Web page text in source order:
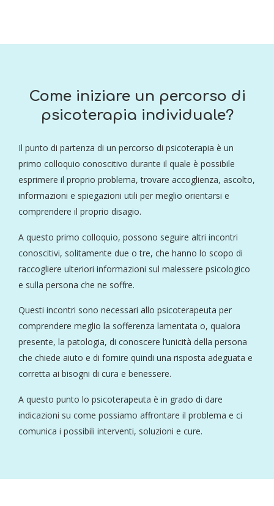
Come iniziare un percorso di
psicoterapia individuale?
Il punto di partenza di un percorso di psicoterapia è un
primo colloquio conoscitivo durante il quale è possibile
esprimere il proprio problema, trovare accoglienza, ascolto,
informazioni e spiegazioni utili per meglio orientarsi e
comprendere il proprio disagio.
A questo primo colloquio, possono seguire altri incontri
conoscitivi, solitamente due o tre, che hanno lo scopo di
raccogliere ulteriori informazioni sul malessere psicologico
e sulla persona che ne soffre.
Questi incontri sono necessari allo psicoterapeuta per
comprendere meglio la sofferenza lamentata o, qualora
presente, la patologia, di conoscere l’unicità della persona
che chiede aiuto e di fornire quindi una risposta adeguata e
corretta ai bisogni di cura e benessere.
A questo punto lo psicoterapeuta è in grado di dare
indicazioni su come possiamo affrontare il problema e ci
comunica i possibili interventi, soluzioni e cure.